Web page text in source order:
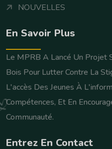
NOUVELLES
En Savoir Plus
Le MPRB A Lancé Un Projet
Bois Pour Lutter Contre La
L'accès Des Jeunes À
Compétences, Et En
Communauté.
Entrez En Contact